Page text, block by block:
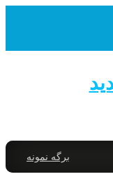
برگه نمونه